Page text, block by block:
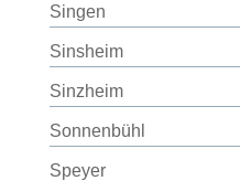
Singen
Sinsheim
Sinzheim
Sonnenbühl
Speyer